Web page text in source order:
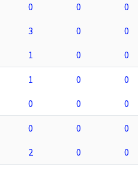
0 0 0
3 0 0
1 0 0
1 0 0
0 0 0
0 0 0
2 0 0